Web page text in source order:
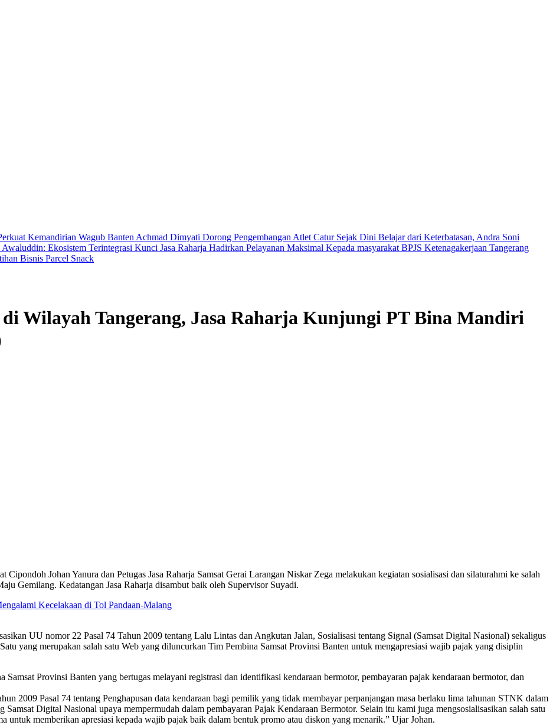
Kemandirian Wagub Banten Achmad Dimyati Dorong Pengembangan Atlet Catur Sejak Dini Belajar dari Keterbatasan, Andra Soni
Ekosistem Terintegrasi Kunci Jasa Raharja Hadirkan Pelayanan Maksimal Kepada masyarakat BPJS Ketenagakerjaan Tangerang
Bisnis Parcel Snack
di Wilayah Tangerang, Jasa Raharja Kunjungi PT Bina Mandiri
Cipondoh Johan Yanura dan Petugas Jasa Raharja Samsat Gerai Larangan Niskar Zega melakukan kegiatan sosialisasi dan silaturahmi ke salah
Gemilang. Kedatangan Jasa Raharja disambut baik oleh Supervisor Suyadi.
Kecelakaan di Tol Pandaan-Malang
UU nomor 22 Pasal 74 Tahun 2009 tentang Lalu Lintas dan Angkutan Jalan, Sosialisasi tentang Signal (Samsat Digital Nasional) sekaligus
yang merupakan salah satu Web yang diluncurkan Tim Pembina Samsat Provinsi Banten untuk mengapresiasi wajib pajak yang disiplin
Samsat Provinsi Banten yang bertugas melayani registrasi dan identifikasi kendaraan bermotor, pembayaran pajak kendaraan bermotor, dan
2009 Pasal 74 tentang Penghapusan data kendaraan bagi pemilik yang tidak membayar perpanjangan masa berlaku lima tahunan STNK dalam
Digital Nasional upaya mempermudah dalam pembayaran Pajak Kendaraan Bermotor. Selain itu kami juga mengsosialisasikan salah satu
untuk memberikan apresiasi kepada wajib pajak baik dalam bentuk promo atau diskon yang menarik.” Ujar Johan.